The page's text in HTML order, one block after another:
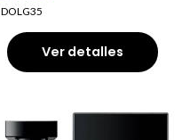
DOLG35
Ver detalles